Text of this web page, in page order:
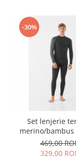
-30%
Set lenjerie
merino/
VIKING
469,00
329,00